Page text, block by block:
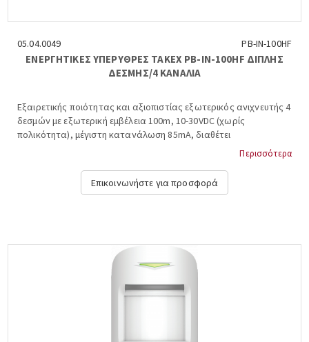
05.04.0049 PB-IN-100HF
ΕΝΕΡΓΗΤΙΚΕΣ ΥΠΕΡΥΘΡΕΣ ΤΑΚΕΧ PB-IN-100HF ΔΙΠΛΗΣ
ΔΕΣΜΗΣ/4 ΚΑΝΑΛΙΑ
Εξαιρετικής ποιότητας και αξιοπιστίας εξωτερικός ανιχνευτής 4
δεσμών με εξωτερική εμβέλεια 100m, 10-30VDC (χωρίς
πολικότητα), μέγιστη κατανάλωση 85mA, διαθέτει
αντιπαγωτικό κάλυμμα, ειδικό κύκλωμα αυτομάτου μεταβολής
ευαισθησίας και ειδική έξοδο για μέτρηση ισχύος, -25 +60 ºC,
διαστάσεις: 10,4x39x9,8 cm. TAKEX, PB-IN-100HF....
Περισσότερα
Επικοινωνήστε για προσφορά